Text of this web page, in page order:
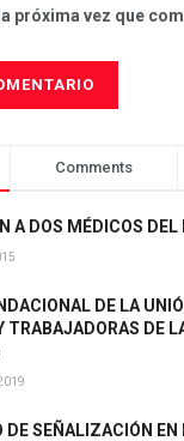
próxima vez que
Comments
A DOS MÉDICOS
DE LA
TRABAJADORAS DE
DE SEÑALIZACIÓN EN